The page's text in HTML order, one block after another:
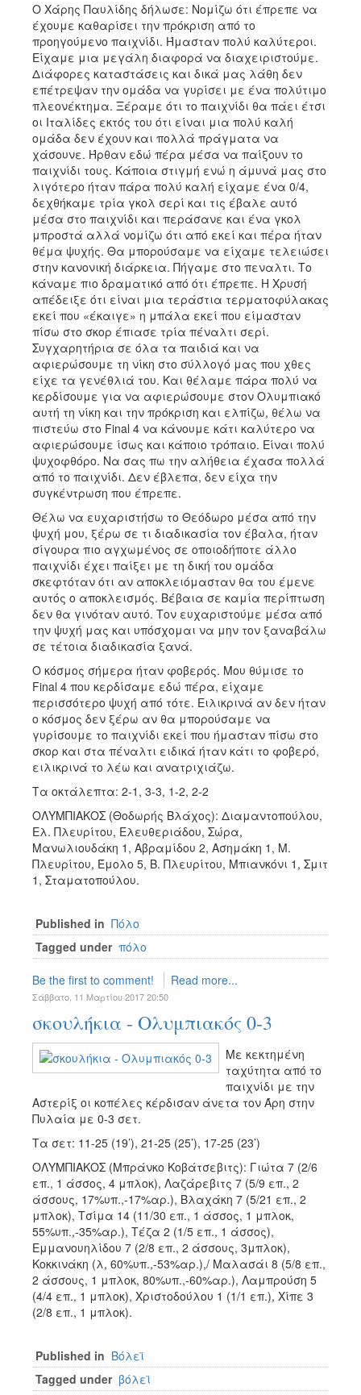
Ο Χάρης Παυλίδης δήλωσε: Νομίζω ότι έπρεπε να
έχουμε καθαρίσει την πρόκριση από το
προηγούμενο παιχνίδι. Ήμασταν πολύ καλύτεροι.
Είχαμε μια μεγάλη διαφορά να διαχειριστούμε.
Διάφορες καταστάσεις και δικά μας λάθη δεν
επέτρεψαν την ομάδα να γυρίσει με ένα πολύτιμο
πλεονέκτημα. Ξέραμε ότι το παιχνίδι θα πάει έτσι
οι Ιταλίδες εκτός του ότι είναι μια πολύ καλή
ομάδα δεν έχουν και πολλά πράγματα να
χάσουνε. Ήρθαν εδώ πέρα μέσα να παίξουν το
παιχνίδι τους. Κάποια στιγμή ενώ η άμυνά μας στο
λιγότερο ήταν πάρα πολύ καλή είχαμε ένα 0/4,
δεχθήκαμε τρία γκολ σερί και τις έβαλε αυτό
μέσα στο παιχνίδι και περάσανε και ένα γκολ
μπροστά αλλά νομίζω ότι από εκεί και πέρα ήταν
θέμα ψυχής. Θα μπορούσαμε να είχαμε τελειώσει
στην κανονική διάρκεια. Πήγαμε στο πεναλτι. Το
κάναμε πιο δραματικό από ότι έπρεπε. Η Χρυσή
απέδειξε ότι είναι μια τεράστια τερματοφύλακας
εκεί που «έκαιγε» η μπάλα εκεί που είμασταν
πίσω στο σκορ έπιασε τρία πέναλτι σερί.
Συγχαρητήρια σε όλα τα παιδιά και να
αφιερώσουμε τη νίκη στο σύλλογό μας που χθες
είχε τα γενέθλιά του. Και θέλαμε πάρα πολύ να
κερδίσουμε για να αφιερώσουμε στον Ολυμπιακό
αυτή τη νίκη και την πρόκριση και ελπίζω, θέλω να
πιστεύω στο Final 4 να κάνουμε κάτι καλύτερο να
αφιερώσουμε ίσως και κάποιο τρόπαιο. Είναι πολύ
ψυχοφθόρο. Να σας πω την αλήθεια έχασα πολλά
από το παιχνίδι. Δεν έβλεπα, δεν είχα την
συγκέντρωση που έπρεπε.
Θέλω να ευχαριστήσω το Θεόδωρο μέσα από την
ψυχή μου, ξέρω σε τι διαδικασία τον έβαλα, ήταν
σίγουρα πιο αγχωμένος σε οποιοδήποτε άλλο
παιχνίδι έχει παίξει με τη δική του ομάδα
σκεφτόταν ότι αν αποκλειόμασταν θα του έμενε
αυτός ο αποκλεισμός. Βέβαια σε καμία περίπτωση
δεν θα γινόταν αυτό. Τον ευχαριστούμε μέσα από
την ψυχή μας και υπόσχομαι να μην τον ξαναβάλω
σε τέτοια διαδικασία ξανά.
Ο κόσμος σήμερα ήταν φοβερός. Μου θύμισε το
Final 4 που κερδίσαμε εδώ πέρα, είχαμε
περισσότερο ψυχή από τότε. Ειλικρινά αν δεν ήταν
ο κόσμος δεν ξέρω αν θα μπορούσαμε να
γυρίσουμε το παιχνίδι εκεί που ήμασταν πίσω στο
σκορ και στα πέναλτι ειδικά ήταν κάτι το φοβερό,
ειλικρινά το λέω και ανατριχιάζω.
Τα οκτάλεπτα: 2-1, 3-3, 1-2, 2-2
ΟΛΥΜΠΙΑΚΟΣ (Θοδωρής Βλάχος): Διαμαντοπούλου,
Ελ. Πλευρίτου, Ελευθεριάδου, Σώρα,
Μανωλιουδάκη 1, Αβραμίδου 2, Ασημάκη 1, Μ.
Πλευρίτου, Έμολο 5, Β. Πλευρίτου, Μπιανκόνι 1, Σμιτ
1, Σταματοπούλου.
Published in Πόλο
Tagged under πόλο
Be the first to comment! Read more...
Σάββατο, 11 Μαρτίου 2017 20:50
σκουλήκια - Ολυμπιακός 0-3
Με κεκτημένη
ταχύτητα από το
παιχνίδι με την
Αστερίξ οι κοπέλες κέρδισαν άνετα τον Άρη στην
Πυλαία με 0-3 σετ.
Τα σετ: 11-25 (19’), 21-25 (25’), 17-25 (23’)
ΟΛΥΜΠΙΑΚΟΣ (Μπράνκο Κοβάτσεβιτς): Γιώτα 7 (2/6
επ., 1 άσσος, 4 μπλοκ), Λαζάρεβιτς 7 (5/9 επ., 2
άσσους, 17%υπ.,-17%αρ.), Βλαχάκη 7 (5/21 επ., 2
μπλοκ), Τσίμα 14 (11/30 επ., 1 άσσος, 1 μπλοκ,
55%υπ.,-35%αρ.), Τέζα 2 (1/5 επ., 1 άσσος),
Εμμανουηλίδου 7 (2/8 επ., 2 άσσους, 3μπλοκ),
Κοκκινάκη (λ, 60%υπ.,-53%αρ.),/ Μαλασάι 8 (5/8 επ.,
2 άσσους, 1 μπλοκ, 80%υπ.,-60%αρ.), Λαμπρούση 5
(4/4 επ., 1 μπλοκ), Χριστοδούλου 1 (1/1 επ.), Χίπε 3
(2/8 επ., 1 μπλοκ).
Published in Βόλεϊ
Tagged under βόλεϊ